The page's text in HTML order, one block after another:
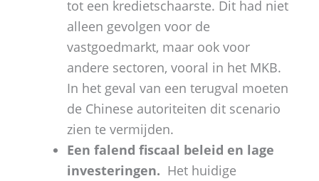
tot een kredietschaarste. Dit had niet
alleen gevolgen voor de
vastgoedmarkt, maar ook voor
andere sectoren, vooral in het MKB.
In het geval van een terugval moeten
de Chinese autoriteiten dit scenario
zien te vermijden.
Een falend fiscaal beleid en lage
investeringen. ​ Het huidige